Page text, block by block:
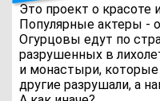
Это проект о красоте
Популярные актеры -
Огурцовы едут по
разрушенных в
и монастыри,
другие разрушали, а